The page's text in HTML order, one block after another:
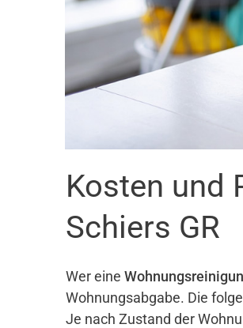
Kosten und
Schiers GR
Wer eine
Wohnungsabgabe. Die
Je nach Zustand der